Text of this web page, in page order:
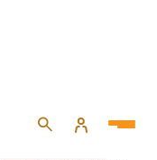
園「紅毛猩